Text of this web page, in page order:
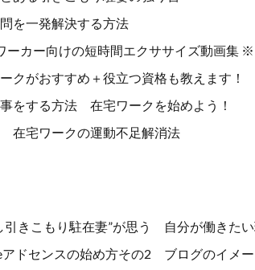
を一発解決する方法
ーカー向けの短時間エクササイズ動画集
クがおすすめ＋役立つ資格も教えます！
をする方法 在宅ワークを始めよう！
在宅ワークの運動不足解消法
きこもり駐在妻”が思う 自分が働きた
ドセンスの始め方その2 ブログのイメー